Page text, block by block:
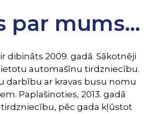
par mums…
dibināts 2009. gadā. Sākotnēji
automašīnu tirdzniecību.
darbību ar kravas busu nomu
Paplašinoties, 2013. gadā
pēc gada kļūstot